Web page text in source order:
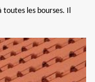
toutes les bourses. Il